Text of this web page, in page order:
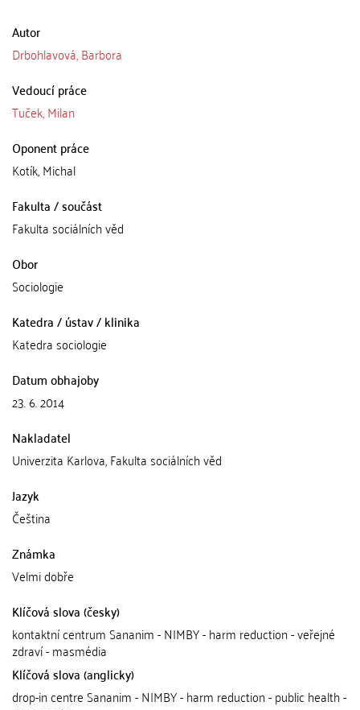
Autor
Drbohlavová, Barbora
Vedoucí práce
Tuček, Milan
Oponent práce
Kotík, Michal
Fakulta / součást
Fakulta sociálních věd
Obor
Sociologie
Katedra / ústav / klinika
Katedra sociologie
Datum obhajoby
23. 6. 2014
Nakladatel
Univerzita Karlova, Fakulta sociálních věd
Jazyk
Čeština
Známka
Velmi dobře
Klíčová slova (česky)
kontaktní centrum Sananim - NIMBY - harm reduction - veřejné
zdraví - masmédia
Klíčová slova (anglicky)
drop-in centre Sananim - NIMBY - harm reduction - public health -